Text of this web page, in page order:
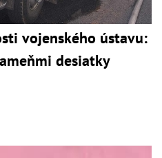
vojenského ústavu:
desiatky